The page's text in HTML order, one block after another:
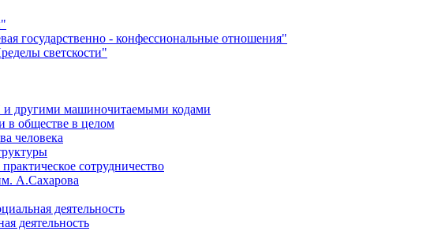
государственно - конфессиональные отношения"
светскости"
другими машиночитаемыми кодами
в обществе в целом
человека
сотрудничество
А.Сахарова
деятельность
деятельность